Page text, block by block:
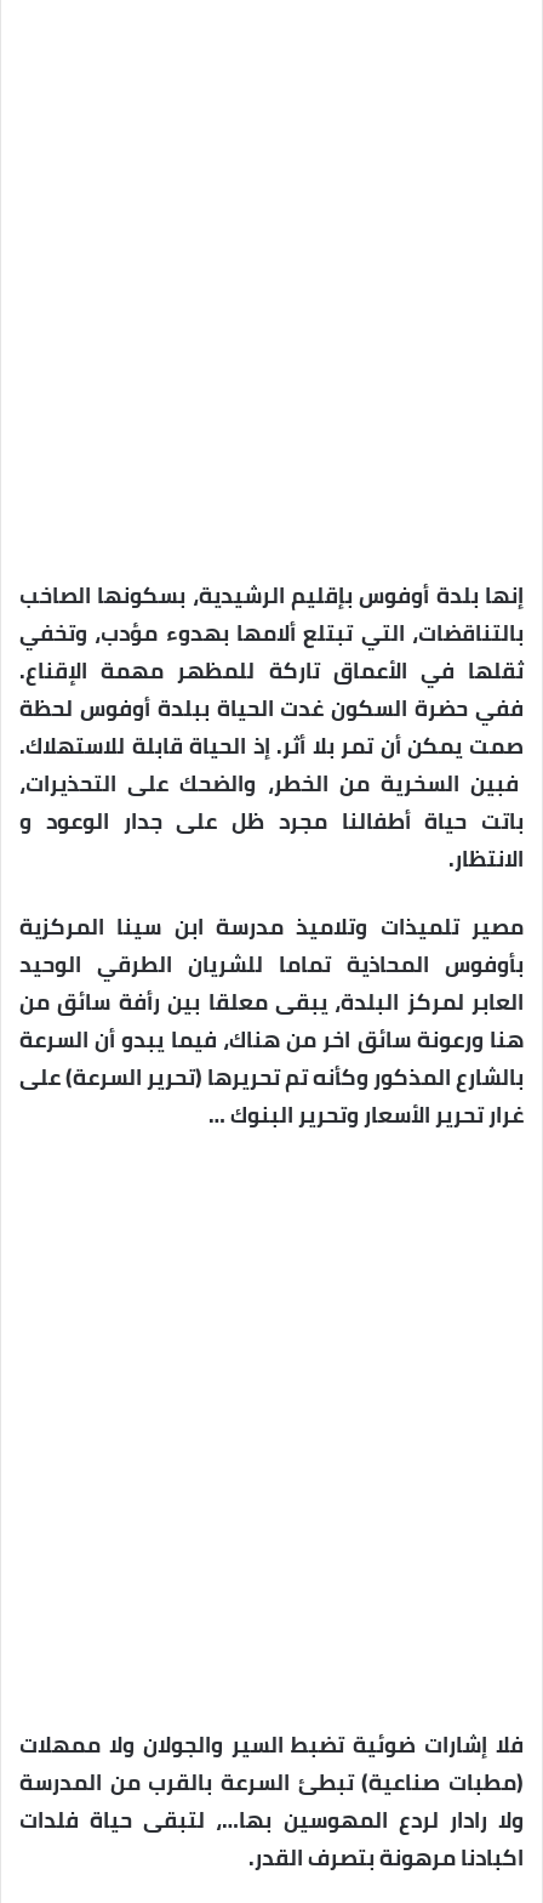
إنها بلدة أوفوس بإقليم الرشيدية، بسكونها الصاخب
بالتناقضات، التي تبتلع ألامها بهدوء مؤدب، وتخفي
ثقلها في الأعماق تاركة للمظهر مهمة الإقناع.
ففي حضرة السكون غدت الحياة ببلدة أوفوس لحظة
صمت يمكن أن تمر بلا أثر. إذ الحياة قابلة للاستهلاك.
فبين السخرية من الخطر، والضحك على التحذيرات،
باتت حياة أطفالنا مجرد ظل على جدار الوعود و
الانتظار.
مصير تلميذات وتلاميذ مدرسة ابن سينا المركزية
بأوفوس المحاذية تماما للشريان الطرقي الوحيد
العابر لمركز البلدة، يبقى معلقا بين رأفة سائق من
هنا ورعونة سائق اخر من هناك، فيما يبدو أن السرعة
بالشارع المذكور وكأنه تم تحريرها (تحرير السرعة) على
غرار تحرير الأسعار وتحرير البنوك …
فلا إشارات ضوئية تضبط السير والجولان ولا ممهلات
(مطبات صناعية) تبطئ السرعة بالقرب من المدرسة
ولا رادار لردع المهوسين بها…، لتبقى حياة فلدات
اكبادنا مرهونة بتصرف القدر.